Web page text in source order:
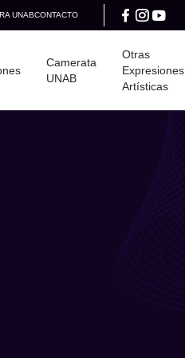
UNABCONTACTO
Camerata
UNAB
Otras
Expresiones
Artísticas